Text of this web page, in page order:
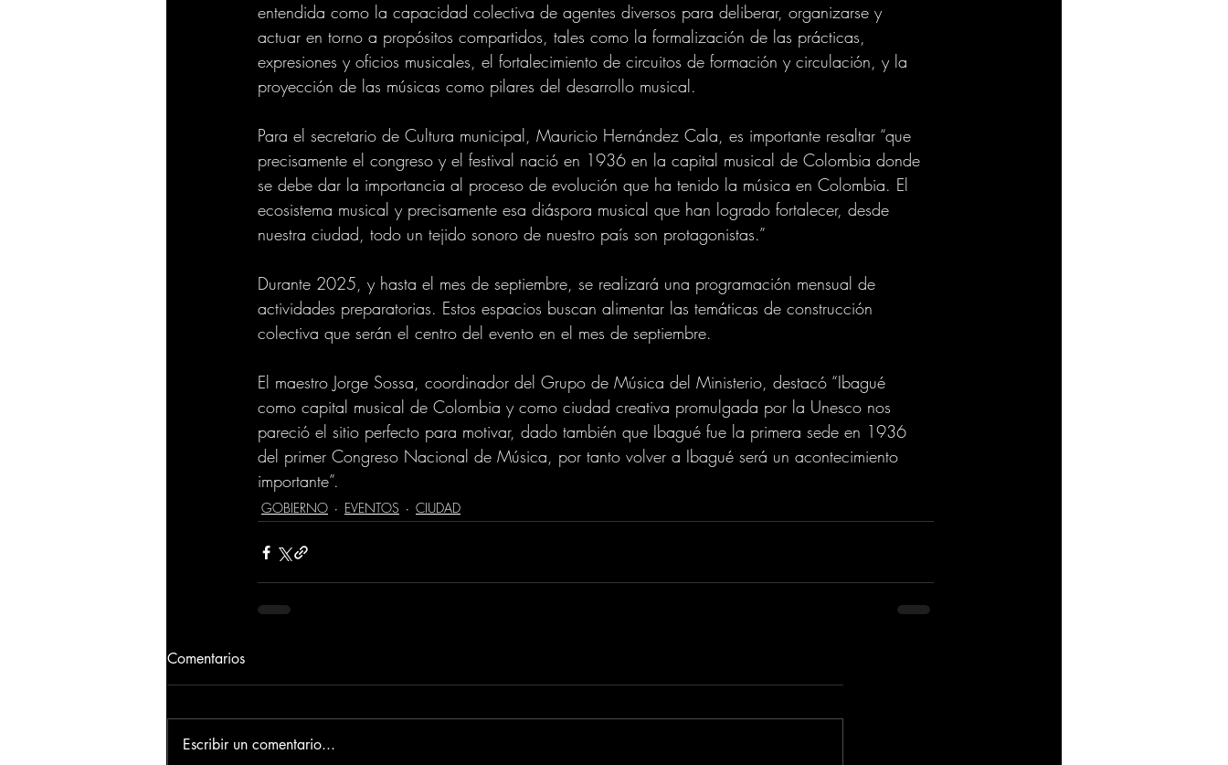
entendida como la capacidad colectiva de agentes diversos para deliberar, organizarse y
actuar en torno a propósitos compartidos, tales como la formalización de las prácticas,
expresiones y oficios musicales, el fortalecimiento de circuitos de formación y circulación, y la
proyección de las músicas como pilares del desarrollo musical.
Para el secretario de Cultura municipal, Mauricio Hernández Cala, es importante resaltar “que
precisamente el congreso y el festival nació en 1936 en la capital musical de Colombia donde
se debe dar la importancia al proceso de evolución que ha tenido la música en Colombia. El
ecosistema musical y precisamente esa diáspora musical que han logrado fortalecer, desde
nuestra ciudad, todo un tejido sonoro de nuestro país son protagonistas.”
Durante 2025, y hasta el mes de septiembre, se realizará una programación mensual de
actividades preparatorias. Estos espacios buscan alimentar las temáticas de construcción
colectiva que serán el centro del evento en el mes de septiembre.
El maestro Jorge Sossa, coordinador del Grupo de Música del Ministerio, destacó “Ibagué
como capital musical de Colombia y como ciudad creativa promulgada por la Unesco nos
pareció el sitio perfecto para motivar, dado también que Ibagué fue la primera sede en 1936
del primer Congreso Nacional de Música, por tanto volver a Ibagué será un acontecimiento
importante”.
GOBIERNO EVENTOS CIUDAD
Comentarios
Escribir un comentario...